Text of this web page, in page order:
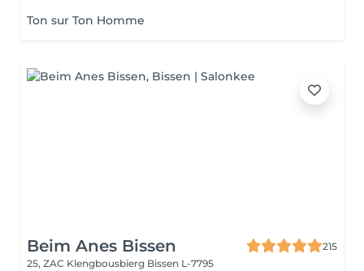
Ton sur Ton Homme
Beim Anes Bissen
215
25, ZAC Klengbousbierg Bissen L-7795